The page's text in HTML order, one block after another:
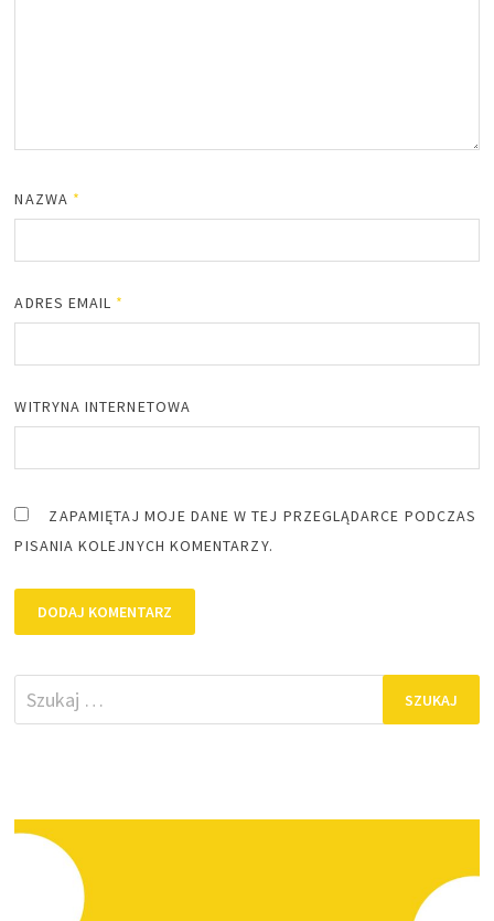
NAZWA *
ADRES EMAIL *
WITRYNA INTERNETOWA
ZAPAMIĘTAJ MOJE DANE W TEJ PRZEGLĄDARCE PODCZAS
PISANIA KOLEJNYCH KOMENTARZY.
Szukaj: